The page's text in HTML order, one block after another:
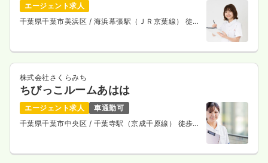
エージェント求人
千葉県千葉市美浜区 / 海浜幕張駅（ＪＲ京葉線） 徒歩
株式会社さくらみち
ちびっこルームあはは
エージェント求人
車通勤可
千葉県千葉市中央区 / 千葉寺駅（京成千原線） 徒歩7